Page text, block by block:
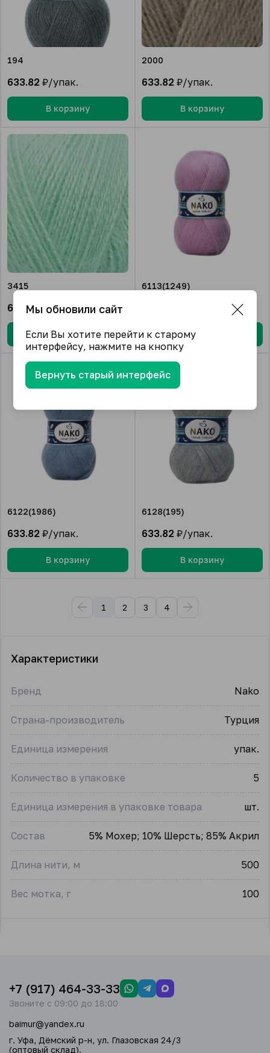
194
633.82 ₽/упак.
В корзину
2000
633.82 ₽/упак.
В корзину
3415
633.82 ₽/упак.
В корзину
6113(1249)
В корзину
6122(1986)
633.82 ₽/упак.
В корзину
6128(195)
633.82 ₽/упак.
В корзину
1 2 3 4
Характеристики
Бренд Nako
Страна-производитель Турция
Единица измерения упак.
Количество в упаковке 5
Единица измерения в упаковке товара шт.
Состав 5% Мохер; 10% Шерсть; 85% Акрил
Длина нити, м 500
Вес мотка, г 100
+7 (917) 464-33-33
Звоните с 09:00 до 18:00
baimur@yandex.ru
г. Уфа, Дёмский р-н, ул. Глазовская 24/3
(оптовый склад).
Мы обновили сайт
Если Вы хотите перейти к старому
интерфейсу, нажмите на кнопку
Вернуть старый интерфейс